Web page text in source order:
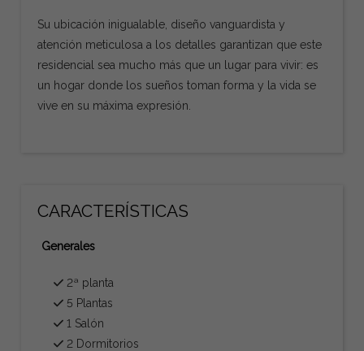
Su ubicación inigualable, diseño vanguardista y
atención meticulosa a los detalles garantizan que este
residencial sea mucho más que un lugar para vivir: es
un hogar donde los sueños toman forma y la vida se
vive en su máxima expresión.
CARACTERÍSTICAS
Generales
2ª planta
5 Plantas
1 Salón
2 Dormitorios